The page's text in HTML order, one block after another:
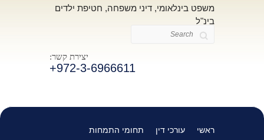
משפט בינלאומי, דיני משפחה, חטיפת ילדים
בינ"ל
יצירת קשר:
+972-3-6966611
Search
ראשי עורכי דין תחומי התמחות